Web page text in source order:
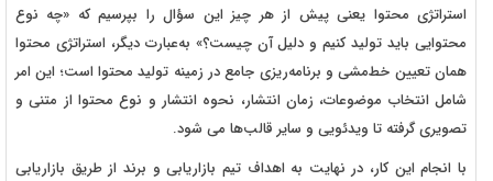
استراتژی محتوا یعنی پیش از هر چیز این سؤال را بپرسیم که «چه نوع
محتوایی باید تولید کنیم و دلیل آن چیست؟» به‌عبارت دیگر، استراتژی محتوا
همان تعیین خط‌مشی و برنامه‌ریزی جامع در زمینه تولید محتوا است؛ این امر
شامل انتخاب موضوعات، زمان انتشار، نحوه انتشار و نوع محتوا از متنی و
تصویری گرفته تا ویدئویی و سایر قالب‌ها می شود.
با انجام این کار، در نهایت به اهداف تیم بازاریابی و برند از طریق بازاریابی